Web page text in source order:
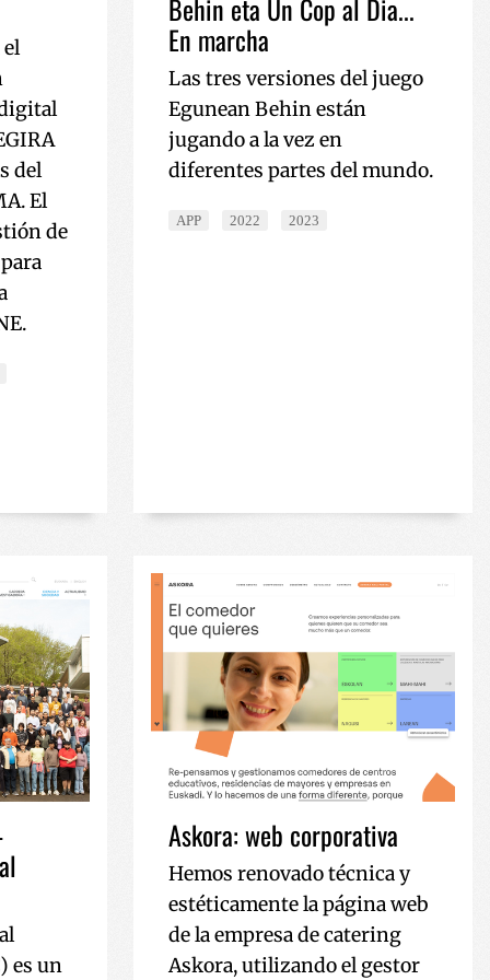
el
del
El
de
Behin eta Un Cop al Dia...
En marcha
Las tres versiones del juego
Egunean Behin están
jugando a la vez en
diferentes partes del mundo.
APP 2022 2023
es un
Askora: web corporativa
Hemos renovado técnica y
estéticamente la página web
de la empresa de catering
Askora, utilizando el gestor
eta
da
baimenari
pribatutasun
etorkizuneko
direla
erabiltzen
beren
bat ezartzen
analisia
eguneratze
erabiltzen da
ikuspegien